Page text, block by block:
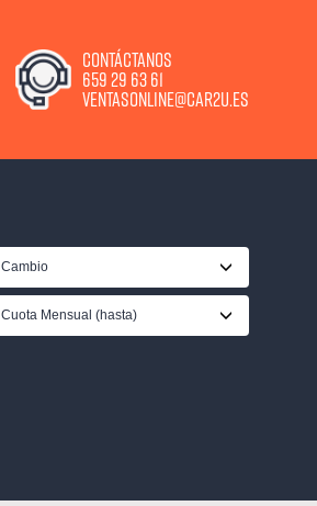
CONTÁCTANOS
659 29 63 61
VENTASONLINE@CAR2U.ES
Cambio
Cuota Mensual (hasta)